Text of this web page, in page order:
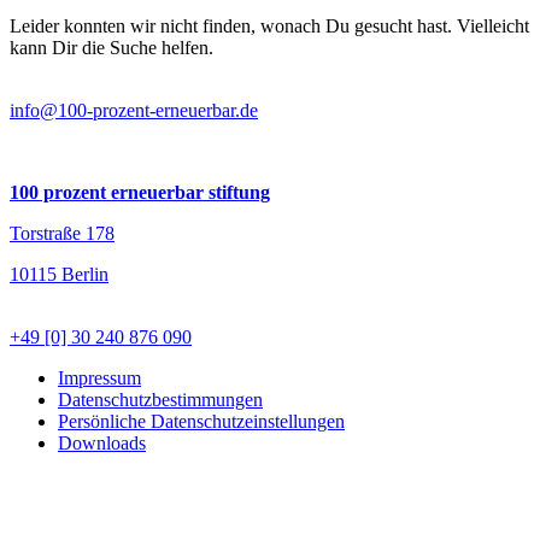
Leider konnten wir nicht finden, wonach Du gesucht hast. Vielleicht
kann Dir die Suche helfen.
info@100-prozent-erneuerbar.de
100 prozent erneuerbar stiftung
Torstraße 178
10115 Berlin
+49 [0] 30 240 876 090
Impressum
Datenschutzbestimmungen
Persönliche Datenschutzeinstellungen
Downloads